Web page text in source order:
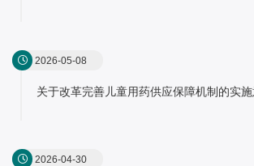
2026-05-08
关于改革完善儿童用药供应保障机制的实
2026-04-30